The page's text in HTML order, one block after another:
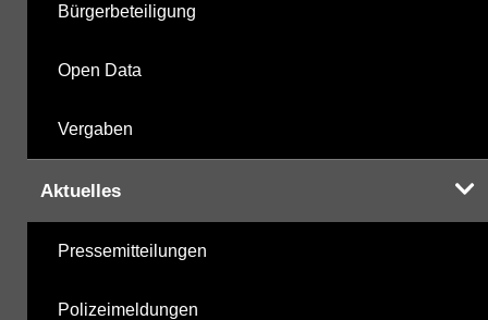
Bürgerbeteiligung
Open Data
Vergaben
Aktuelles
Pressemitteilungen
Polizeimeldungen